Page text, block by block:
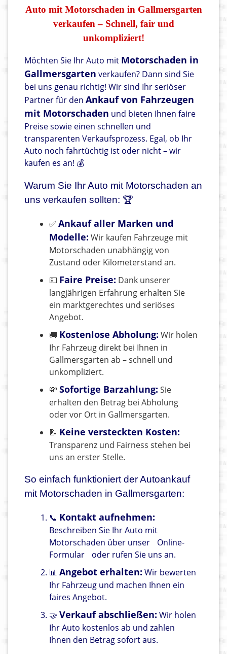
Auto mit Motorschaden in Gallmersgarten
verkaufen – Schnell, fair und
unkompliziert!
Möchten Sie Ihr Auto mit Motorschaden in
Gallmersgarten verkaufen? Dann sind Sie
bei uns genau richtig! Wir sind Ihr seriöser
Partner für den Ankauf von Fahrzeugen
mit Motorschaden und bieten Ihnen faire
Preise sowie einen schnellen und
transparenten Verkaufsprozess. Egal, ob Ihr
Auto noch fahrtüchtig ist oder nicht – wir
kaufen es an! 💰
Warum Sie Ihr Auto mit Motorschaden an
uns verkaufen sollten: 🏆
✅ Ankauf aller Marken und
Modelle: Wir kaufen Fahrzeuge mit
Motorschaden unabhängig von
Zustand oder Kilometerstand an.
💵 Faire Preise: Dank unserer
langjährigen Erfahrung erhalten Sie
ein marktgerechtes und seriöses
Angebot.
🚚 Kostenlose Abholung: Wir holen
Ihr Fahrzeug direkt bei Ihnen in
Gallmersgarten ab – schnell und
unkompliziert.
💸 Sofortige Barzahlung: Sie
erhalten den Betrag bei Abholung
oder vor Ort in Gallmersgarten.
📝 Keine versteckten Kosten:
Transparenz und Fairness stehen bei
uns an erster Stelle.
So einfach funktioniert der Autoankauf
mit Motorschaden in Gallmersgarten:
📞 Kontakt aufnehmen:
Beschreiben Sie Ihr Auto mit
Motorschaden über unser
Online-
Formular
oder rufen Sie uns an.
📊 Angebot erhalten: Wir bewerten
Ihr Fahrzeug und machen Ihnen ein
faires Angebot.
🤝 Verkauf abschließen: Wir holen
Ihr Auto kostenlos ab und zahlen
Ihnen den Betrag sofort aus.